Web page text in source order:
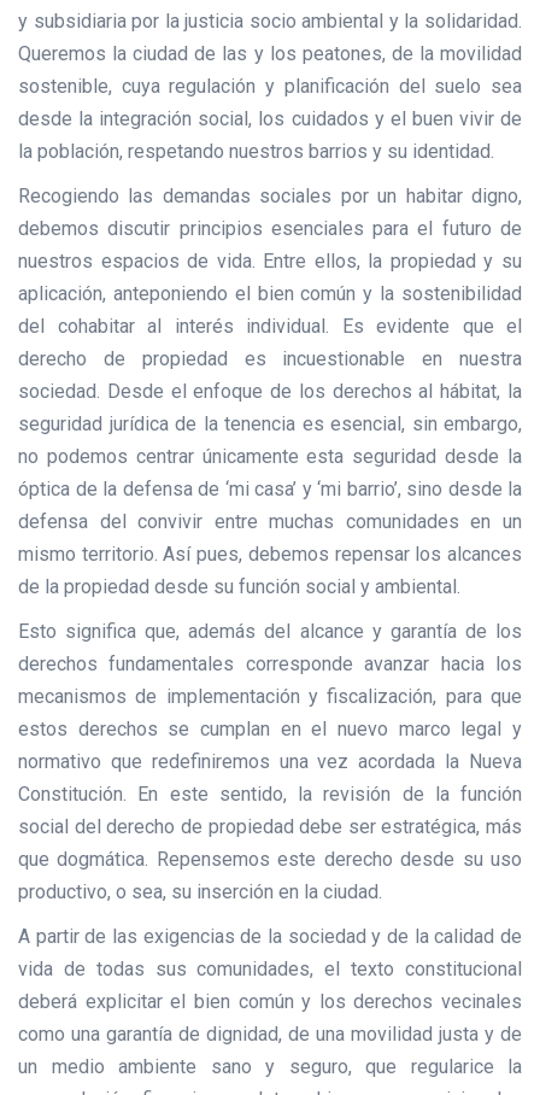
y subsidiaria por la justicia socio ambiental y la solidaridad.
Queremos la ciudad de las y los peatones, de la movilidad
sostenible, cuya regulación y planificación del suelo sea
desde la integración social, los cuidados y el buen vivir de
la población, respetando nuestros barrios y su identidad.
Recogiendo las demandas sociales por un habitar digno,
debemos discutir principios esenciales para el futuro de
nuestros espacios de vida. Entre ellos, la propiedad y su
aplicación, anteponiendo el bien común y la sostenibilidad
del cohabitar al interés individual. Es evidente que el
derecho de propiedad es incuestionable en nuestra
sociedad. Desde el enfoque de los derechos al hábitat, la
seguridad jurídica de la tenencia es esencial, sin embargo,
no podemos centrar únicamente esta seguridad desde la
óptica de la defensa de ‘mi casa’ y ‘mi barrio’, sino desde la
defensa del convivir entre muchas comunidades en un
mismo territorio. Así pues, debemos repensar los alcances
de la propiedad desde su función social y ambiental.
Esto significa que, además del alcance y garantía de los
derechos fundamentales corresponde avanzar hacia los
mecanismos de implementación y fiscalización, para que
estos derechos se cumplan en el nuevo marco legal y
normativo que redefiniremos una vez acordada la Nueva
Constitución. En este sentido, la revisión de la función
social del derecho de propiedad debe ser estratégica, más
que dogmática. Repensemos este derecho desde su uso
productivo, o sea, su inserción en la ciudad.
A partir de las exigencias de la sociedad y de la calidad de
vida de todas sus comunidades, el texto constitucional
deberá explicitar el bien común y los derechos vecinales
como una garantía de dignidad, de una movilidad justa y de
un medio ambiente sano y seguro, que regularice la